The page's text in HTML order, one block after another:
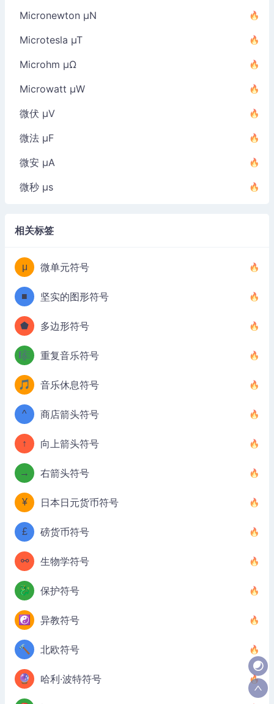
Micronewton µN
Microtesla µT
Microhm µΩ
Microwatt µW
微伏 µV
微法 µF
微安 µA
微秒 µs
相关标签
μ 微单元符号
■ 坚实的图形符号
⬟ 多边形符号
🎼 重复音乐符号
🎵 音乐休息符号
^ 商店箭头符号
↑ 向上箭头符号
→ 右箭头符号
¥ 日本日元货币符号
£ 磅货币符号
⚯ 生物学符号
🐉 保护符号
☯️ 异教符号
🔨 北欧符号
🔮 哈利·波特符号